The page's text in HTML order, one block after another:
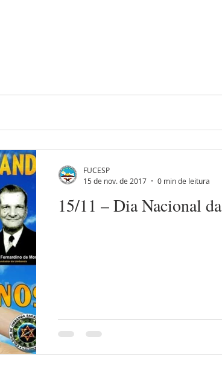
15/11 – Dia Nacional
FUCESP
15 de nov. de 2017
0 min de leitura